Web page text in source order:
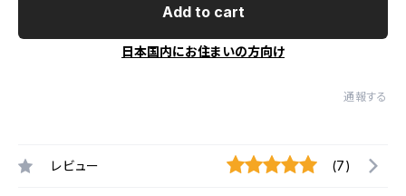
Add to cart
日本国内にお住まいの方向け
通報する
レビュー (7)